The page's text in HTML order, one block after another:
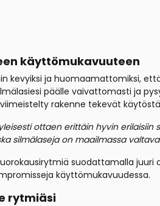
käyttömukavuuteen
kevyiksi ja huomaamattomiksi,
päälle vaivattomasti ja
rakenne tekevät
ottaen erittäin hyvin erilaisiin
silmälaseja on maailmassa
suodattamalla juuri
käyttömukavuudessa.
rytmiäsi